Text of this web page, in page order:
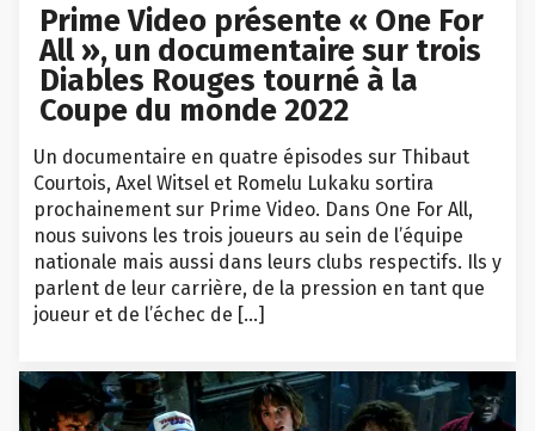
Prime Video présente « One For
All », un documentaire sur trois
Diables Rouges tourné à la
Coupe du monde 2022
Un documentaire en quatre épisodes sur Thibaut
Courtois, Axel Witsel et Romelu Lukaku sortira
prochainement sur Prime Video. Dans One For All,
nous suivons les trois joueurs au sein de l’équipe
nationale mais aussi dans leurs clubs respectifs. Ils y
parlent de leur carrière, de la pression en tant que
joueur et de l’échec de […]